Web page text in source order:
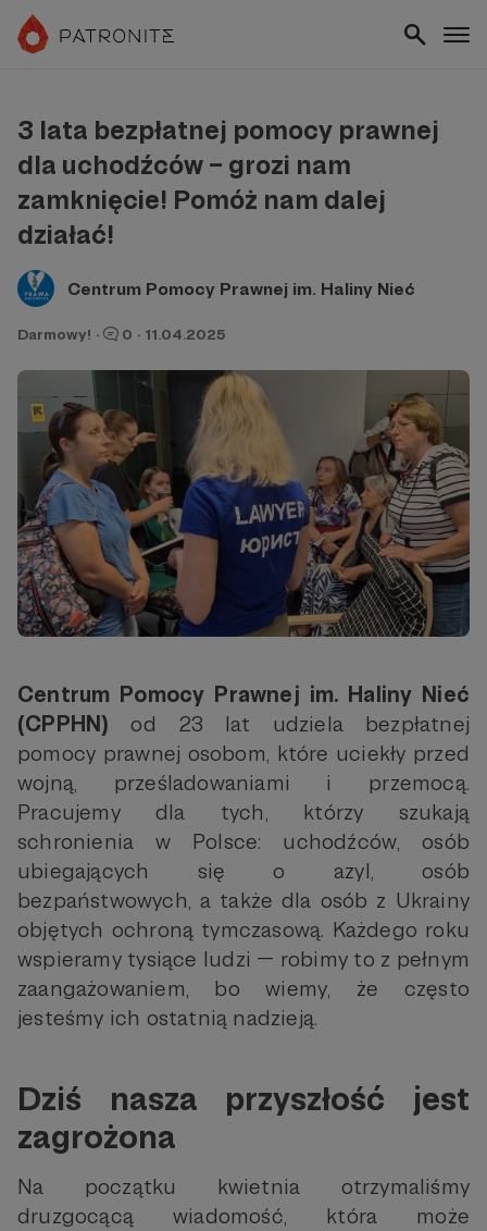
3 lata bezpłatnej pomocy prawnej
dla uchodźców – grozi nam
zamknięcie! Pomóż nam dalej
działać!
Centrum Pomocy Prawnej im. Haliny Nieć
Darmowy! · 0 · 11.04.2025
Centrum Pomocy Prawnej im. Haliny Nieć
(CPPHN) od 23 lat udziela bezpłatnej
pomocy prawnej osobom, które uciekły przed
wojną, prześladowaniami i przemocą.
Pracujemy dla tych, którzy szukają
schronienia w Polsce: uchodźców, osób
ubiegających się o azyl, osób
bezpaństwowych, a także dla osób z Ukrainy
objętych ochroną tymczasową. Każdego roku
wspieramy tysiące ludzi — robimy to z pełnym
zaangażowaniem, bo wiemy, że często
jesteśmy ich ostatnią nadzieją.
Dziś nasza przyszłość jest
zagrożona
Na początku kwietnia otrzymaliśmy
druzgocącą wiadomość, która może